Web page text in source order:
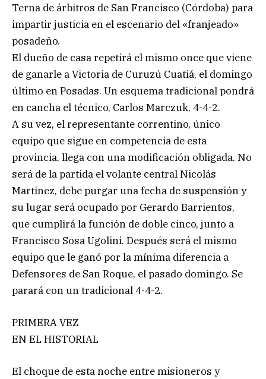
Terna de árbitros de San Francisco (Córdoba) para
impartir justicia en el escenario del «franjeado»
posadeño.
El dueño de casa repetirá el mismo once que viene
de ganarle a Victoria de Curuzú Cuatiá, el domingo
último en Posadas. Un esquema tradicional pondrá
en cancha el técnico, Carlos Marczuk, 4-4-2.
A su vez, el representante correntino, único
equipo que sigue en competencia de esta
provincia, llega con una modificación obligada. No
será de la partida el volante central Nicolás
Martinez, debe purgar una fecha de suspensión y
su lugar será ocupado por Gerardo Barrientos,
que cumplirá la función de doble cinco, junto a
Francisco Sosa Ugolini. Después será el mismo
equipo que le ganó por la mínima diferencia a
Defensores de San Roque, el pasado domingo. Se
parará con un tradicional 4-4-2.
PRIMERA VEZ
EN EL HISTORIAL
El choque de esta noche entre misioneros y